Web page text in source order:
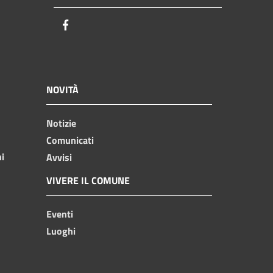
NOVITÀ
Notizie
Comunicati
Avvisi
VIVERE IL COMUNE
Eventi
Luoghi